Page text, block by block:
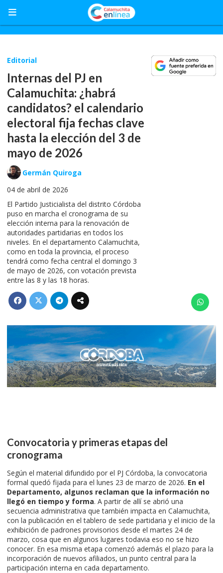
Internas del PJ en
Calamuchita: ¿habrá
candidatos? el calendario
electoral fija fechas clave
hasta la elección del 3 de
mayo de 2026
El Partido Justicialista del distrito Córdoba
puso en marcha el cronograma de su
elección interna para la renovación de
autoridades partidarias en todos los
niveles. En el departamento Calamuchita,
como en toda la provincia, el proceso
tendrá como fecha central el domingo 3
de mayo de 2026, con votación prevista
entre las 8 y las 18 horas.
Editorial
04 de abril de 2026
Germán Quiroga
Convocatoria y primeras etapas del
cronograma
Según el material difundido por el PJ Córdoba, la convocatoria
formal quedó fijada para el lunes 23 de marzo de 2026. En el
Departamento, algunos reclaman que la información no
llegó en tiempo y forma. A partir de allí se abrió una
secuencia administrativa que también impacta en Calamuchita,
con la publicación en el tablero de sede partidaria y el inicio de la
exhibición de padrones provisorios desde el martes 24 de
marzo, cosa que en algunos lugares todavia eso no se hizo
conocer. En esa misma etapa comenzó además el plazo para la
incorporación de nuevos afiliados, un punto central para la
participación interna en cada departamento.